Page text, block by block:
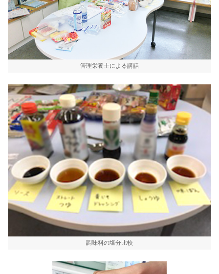
管理栄養士による講話
調味料の塩分比較